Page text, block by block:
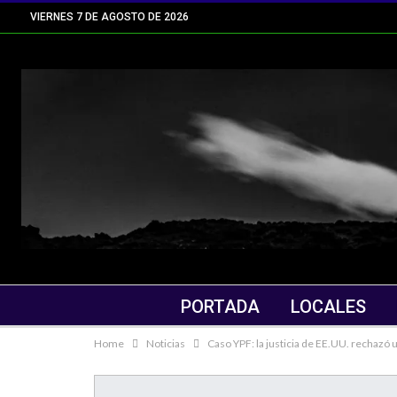
VIERNES 7 DE AGOSTO DE 2026
PORTADA LOCALES
Home Noticias Caso YPF: la justicia de EE.UU.